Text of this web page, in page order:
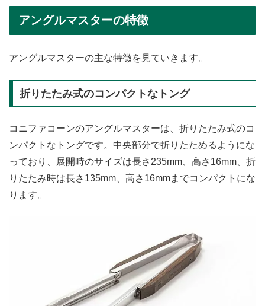
アングルマスターの特徴
アングルマスターの主な特徴を見ていきます。
折りたたみ式のコンパクトなトング
コニファコーンのアングルマスターは、折りたたみ式のコ
ンパクトなトングです。中央部分で折りたためるようにな
っており、展開時のサイズは長さ235mm、高さ16mm、折
りたたみ時は長さ135mm、高さ16mmまでコンパクトにな
ります。